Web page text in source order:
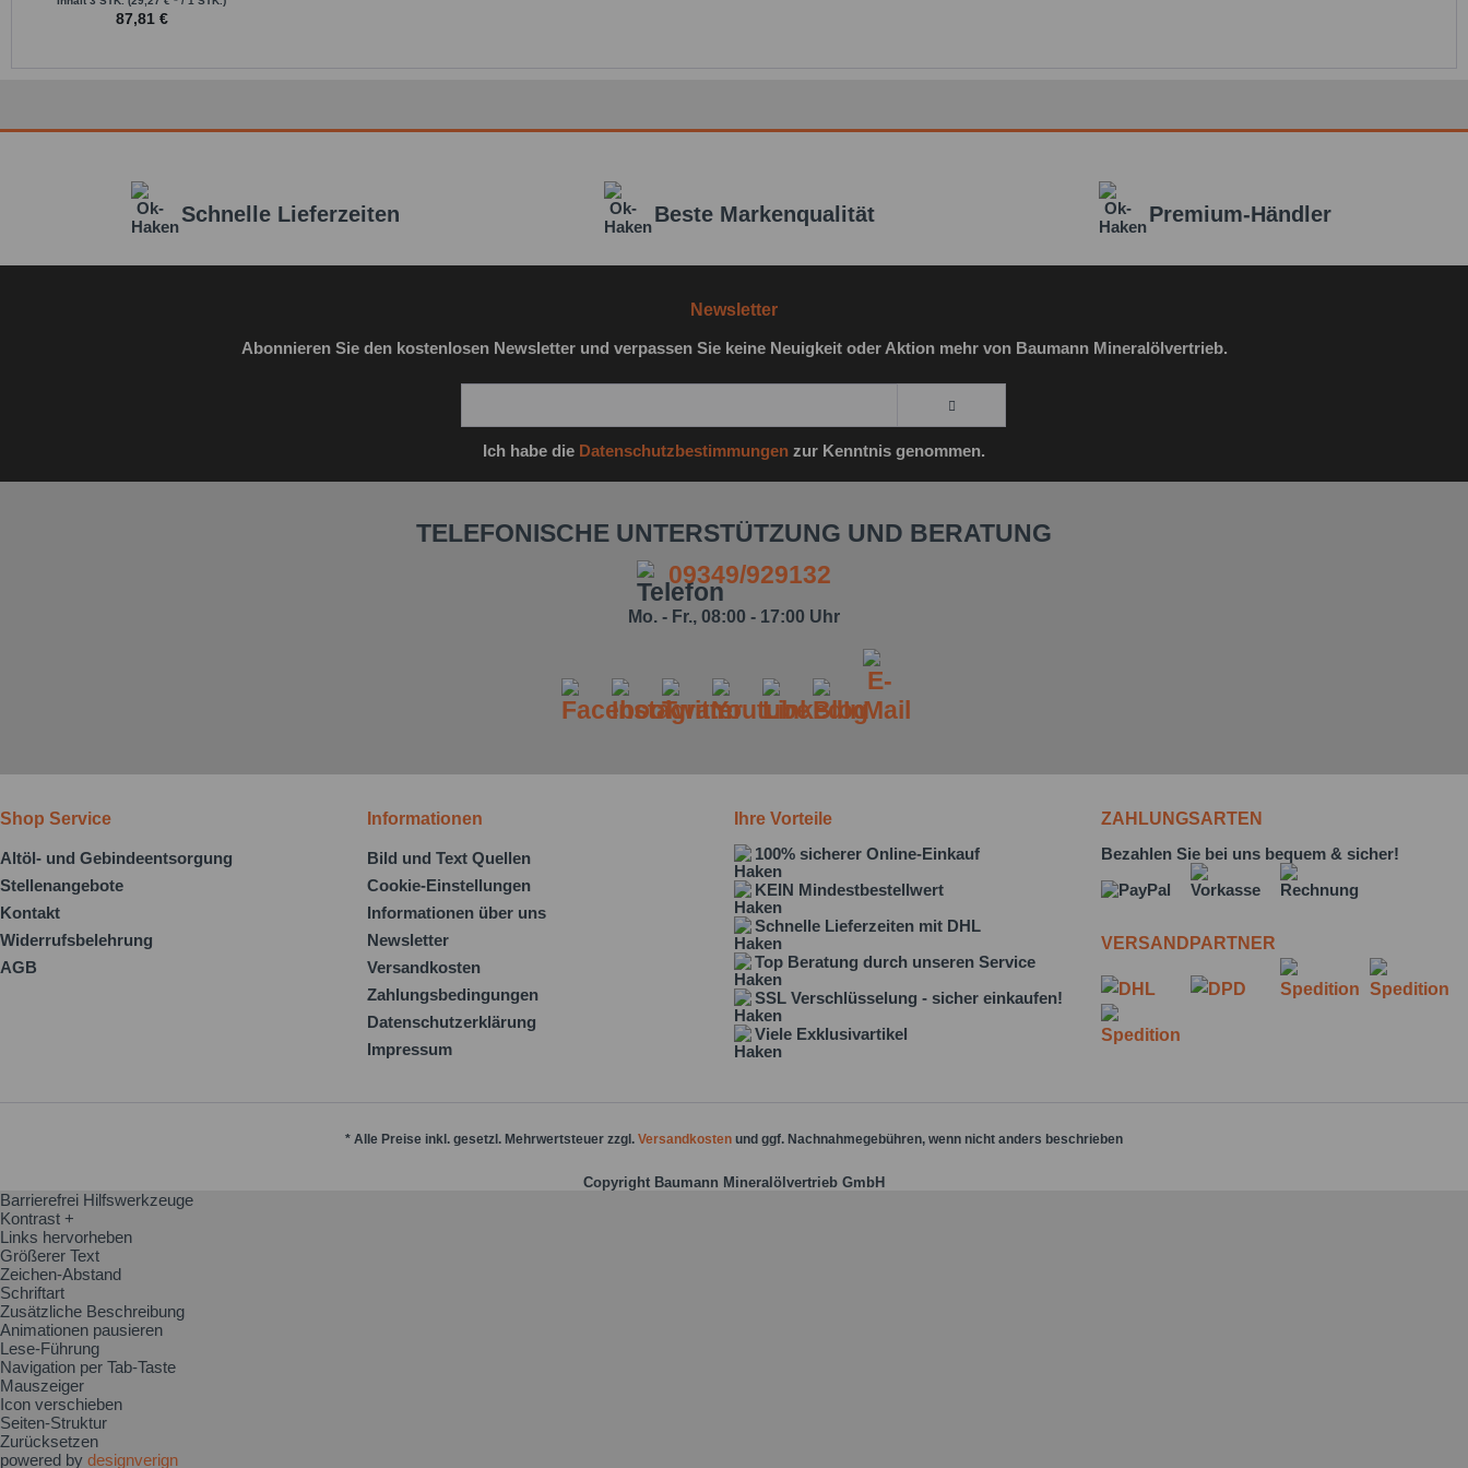
87,81 €
Schnelle Lieferzeiten Beste Markenqualität Premium-Händler
Newsletter
Abonnieren Sie den kostenlosen Newsletter und verpassen Sie keine Neuigkeit oder Aktion mehr von Baumann Mineralölvertrieb.
Ich habe die Datenschutzbestimmungen zur Kenntnis genommen.
TELEFONISCHE UNTERSTÜTZUNG UND BERATUNG
09349/929132
Mo. - Fr., 08:00 - 17:00 Uhr
Shop Service
Altöl- und Gebindeentsorgung
Stellenangebote
Kontakt
Widerrufsbelehrung
AGB
Informationen
Bild und Text Quellen
Cookie-Einstellungen
Informationen über uns
Newsletter
Versandkosten
Zahlungsbedingungen
Datenschutzerklärung
Impressum
Ihre Vorteile
100% sicherer Online-Einkauf
KEIN Mindestbestellwert
Schnelle Lieferzeiten mit DHL
Top Beratung durch unseren Service
SSL Verschlüsselung - sicher einkaufen!
Viele Exklusivartikel
ZAHLUNGSARTEN
Bezahlen Sie bei uns bequem & sicher!
VERSANDPARTNER
* Alle Preise inkl. gesetzl. Mehrwertsteuer zzgl. Versandkosten und ggf. Nachnahmegebühren, wenn nicht anders beschrieben
Copyright Baumann Mineralölvertrieb GmbH
Barrierefrei Hilfswerkzeuge
Kontrast +
Links hervorheben
Größerer Text
Zeichen-Abstand
Schriftart
Zusätzliche Beschreibung
Animationen pausieren
Lese-Führung
Navigation per Tab-Taste
Mauszeiger
Icon verschieben
Seiten-Struktur
Zurücksetzen
powered by designverign